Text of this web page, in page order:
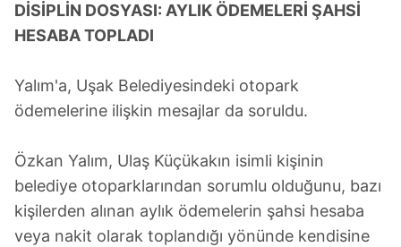
DİSİPLİN DOSYASI: AYLIK ÖDEMELERİ ŞAHSİ
HESABA TOPLADI
Yalım'a, Uşak Belediyesindeki otopark
ödemelerine ilişkin mesajlar da soruldu.
Özkan Yalım, Ulaş Küçükakın isimli kişinin
belediye otoparklarından sorumlu olduğunu, bazı
kişilerden alınan aylık ödemelerin şahsi hesaba
veya nakit olarak toplandığı yönünde kendisine